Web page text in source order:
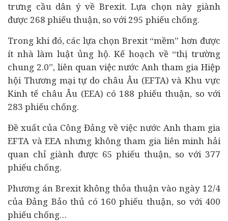
trưng cầu dân ý về Brexit. Lựa chọn này giành
được 268 phiếu thuận, so với 295 phiếu chống.
Trong khi đó, các lựa chọn Brexit “mềm” hơn được
ít nhà làm luật ủng hộ. Kế hoạch về “thị trường
chung 2.0”, liên quan việc nước Anh tham gia Hiệp
hội Thương mại tự do châu Âu (EFTA) và Khu vực
Kinh tế châu Âu (EEA) có 188 phiếu thuận, so với
283 phiếu chống.
Đề xuất của Công Đảng về việc nước Anh tham gia
EFTA và EEA nhưng không tham gia liên minh hải
quan chỉ giành được 65 phiếu thuận, so với 377
phiếu chống.
Phương án Brexit không thỏa thuận vào ngày 12/4
của Đảng Bảo thủ có 160 phiếu thuận, so với 400
phiếu chống…